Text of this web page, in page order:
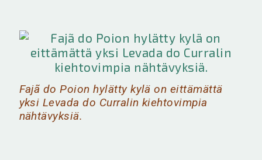
Fajã do Poion hylätty kylä on eittämättä
yksi Levada do Curralin kiehtovimpia
nähtävyksiä.